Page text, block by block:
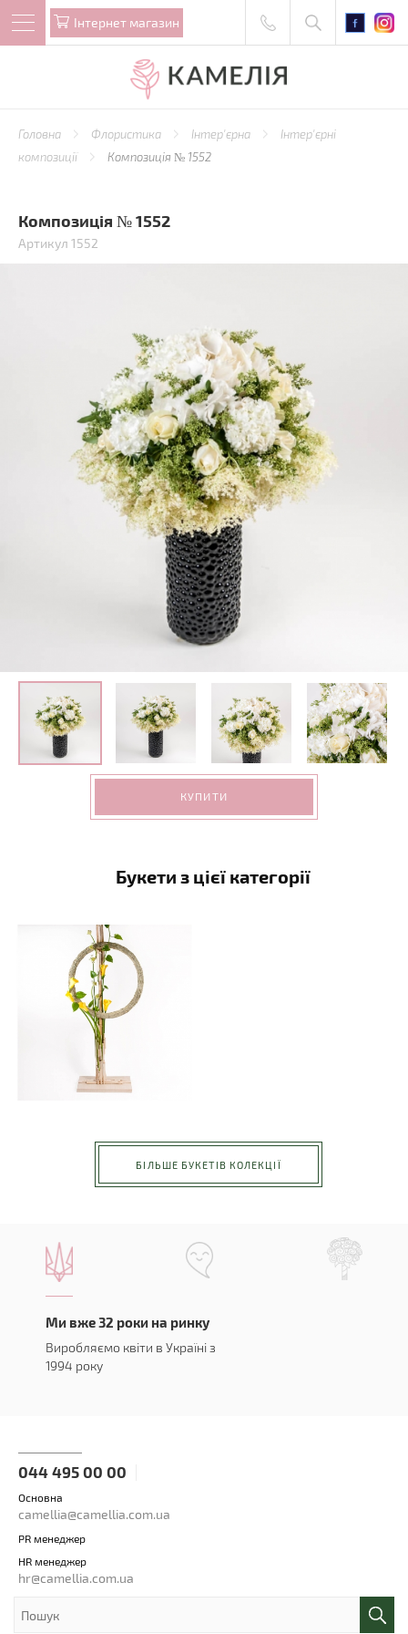
Iнтернет магазин
Головна Флористика Інтер'єрна
Інтер'єрні
композиції
Композиція № 1552
Композиція № 1552
Артикул 1552
КУПИТИ
Букети з цієї категорії
БІЛЬШЕ БУКЕТІВ КОЛЕКЦІЇ
Ми вже 32 роки на ринку
Виробляємо квіти в Україні з
1994 року
044 495 00 00
Основна
camellia@camellia.com.ua
PR менеджер
HR менеджер
hr@camellia.com.ua